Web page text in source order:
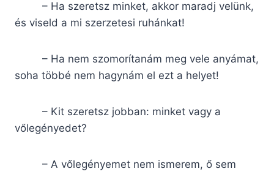
– Ha szeretsz minket, akkor maradj velünk,
és viseld a mi szerzetesi ruhánkat!
– Ha nem szomorítanám meg vele anyámat,
soha többé nem hagynám el ezt a helyet!
– Kit szeretsz jobban: minket vagy a
vőlegényedet?
– A vőlegényemet nem ismerem, ő sem